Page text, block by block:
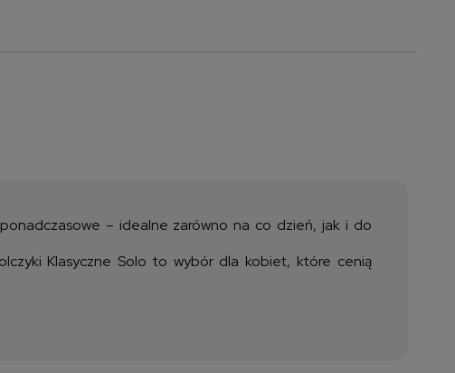
– idealne zarówno na co dzień, jak i do
Klasyczne Solo to wybór dla kobiet, które cenią